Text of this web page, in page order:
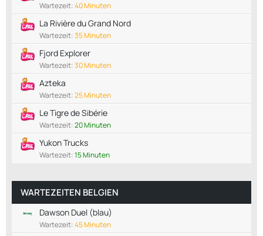
Wartezeit:40 Minuten
La Rivière du Grand Nord
Wartezeit:35 Minuten
Fjord Explorer
Wartezeit:30 Minuten
Azteka
Wartezeit:25 Minuten
Le Tigre de Sibérie
Wartezeit:20 Minuten
Yukon Trucks
Wartezeit:15 Minuten
WARTEZEITEN BELGIEN
Dawson Duel (blau)
Wartezeit:45 Minuten